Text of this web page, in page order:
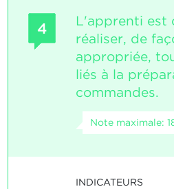
4
L'apprenti est
réaliser, de
appropriée,
liés à la
commandes.
Note maximale:
INDICATEURS